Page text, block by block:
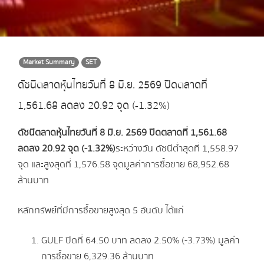
Market Summary SET
ดัชนีตลาดหุ้นไทยวันที่ 8 มิ.ย. 2569 ปิดตลาดที่
1,561.68 ลดลง 20.92 จุด (-1.32%)
ดัชนีตลาดหุ้นไทยวันที่ 8 มิ.ย.2569 ปิดตลาดที่ 1,561.68
ลดลง 20.92 จุด (-1.32%)ระหว่างวัน ดัชนีต่ำสุดที่ 1,558.97
จุด และสูงสุดที่ 1,576.58 จุด มูลค่าการซื้อขาย 68,952.68
ล้านบาท
หลักทรัพย์ที่มีการซื้อขายสูงสุด 5 อันดับ ได้แก่
GULF ปิดที่ 64.50 บาท ลดลง 2.50% (-3.73%) มูลค่า
การซื้อขาย 6,329.36 ล้านบาท